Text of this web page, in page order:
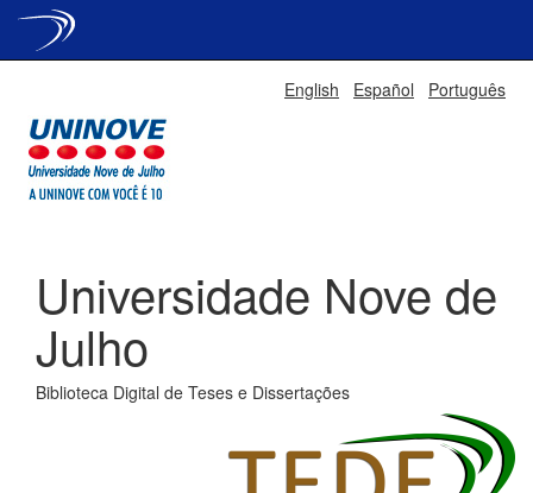
English Español Português
Universidade Nove de
Julho
Biblioteca Digital de Teses e Dissertações